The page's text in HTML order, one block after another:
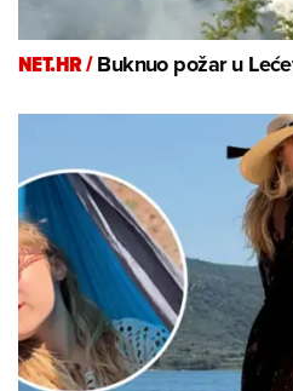
NET.HR /Buknuo požar u